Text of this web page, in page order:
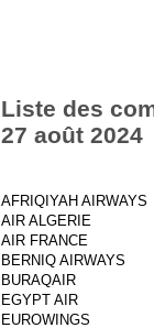
Liste des
27 août 2024
AFRIQIYAH AIRWAYS
AIR ALGERIE
AIR FRANCE
BERNIQ AIRWAYS
BURAQAIR
EGYPT AIR
EUROWINGS